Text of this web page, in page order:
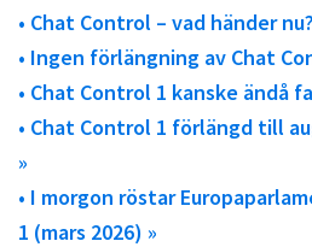
• Chat Control – vad händer
• Ingen förlängning av Chat
• Chat Control 1 kanske ändå
• Chat Control 1 förlängd till
»
• I morgon röstar
1 (mars 2026) »